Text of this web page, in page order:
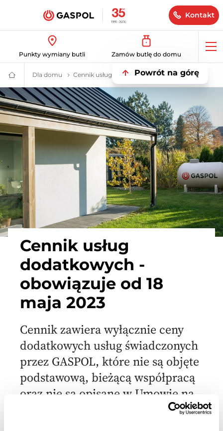
Kontakt
Punkty wymiany butli Zamów butlę do domu
Powrót na górę
GASPOL
–
Gaz
płynny,
bio
LPG,
instalacje
zbiornikowe
hybrydowe
Dla domu Ogrzewanie dla domu
Cennik usług
Cennik usług
dodatkowych -
obowiązuje od 18
maja 2023
Cennik zawiera wyłącznie ceny
dodatkowych usług świadczonych
przez GASPOL, które nie są objęte
podstawową, bieżącą współpracą
oraz nie są opisane w Umowie na
wykonanie instalacji zbiornikowej